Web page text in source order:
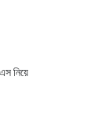
নিয়ে